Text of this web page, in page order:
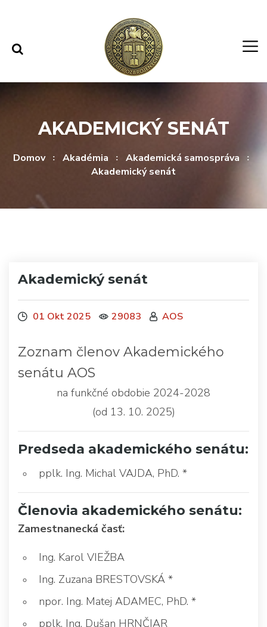
AKADEMICKÝ SENÁT
Domov Akadémia
Akademická samospráva
Akademický senát
Akademický senát
01 Okt 2025 29083 AOS
Zoznam členov Akademického
senátu AOS
na funkčné obdobie 2024-2028
(od 13. 10. 2025)
Predseda akademického senátu:
pplk. Ing. Michal VAJDA, PhD. *
Členovia akademického senátu:
Zamestnanecká časť:
Ing. Karol VIEŽBA
Ing. Zuzana BRESTOVSKÁ *
npor. Ing. Matej ADAMEC, PhD. *
pplk. Ing. Dušan HRNČIAR